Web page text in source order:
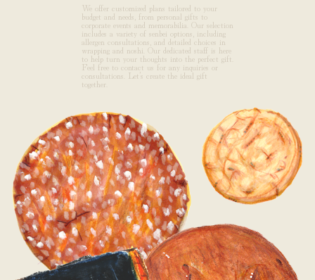
We offer customized plans tailored to your
budget and needs, from personal gifts to
corporate events and memorabilia. Our selection
includes a variety of senbei options, including
allergen consultations, and detailed choices in
wrapping and noshi. Our dedicated staff is here
to help turn your thoughts into the perfect gift.
Feel free to contact us for any inquiries or
consultations. Let’s create the ideal gift
together.